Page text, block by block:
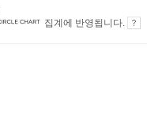
집계에 반영됩니다.